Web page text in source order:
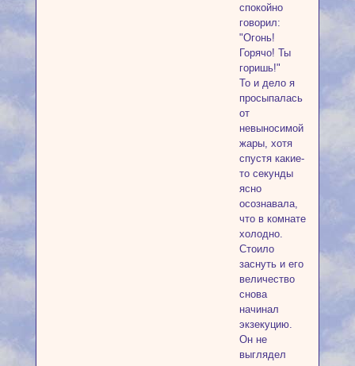
спокойно
говорил:
"Огонь!
Горячо! Ты
горишь!"
То и дело я
просыпалась
от
невыносимой
жары, хотя
спустя какие-
то секунды
ясно
осознавала,
что в комнате
холодно.
Стоило
заснуть и его
величество
снова
начинал
экзекуцию.
Он не
выглядел